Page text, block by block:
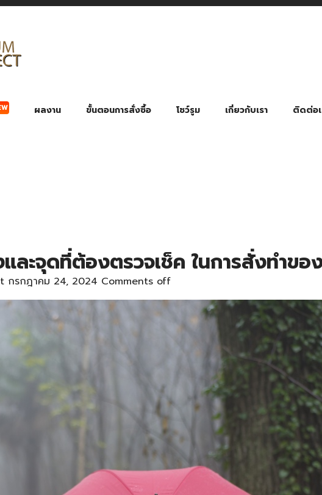
ผลงาน ขั้นตอนการสั่งซื้อ โชว์รูม เกี่ยวกับเรา ติดต่อเ
และจุดที่ต้องตรวจเช็ค ในการสั่งทำข
กรกฎาคม 24, 2024 Comments off